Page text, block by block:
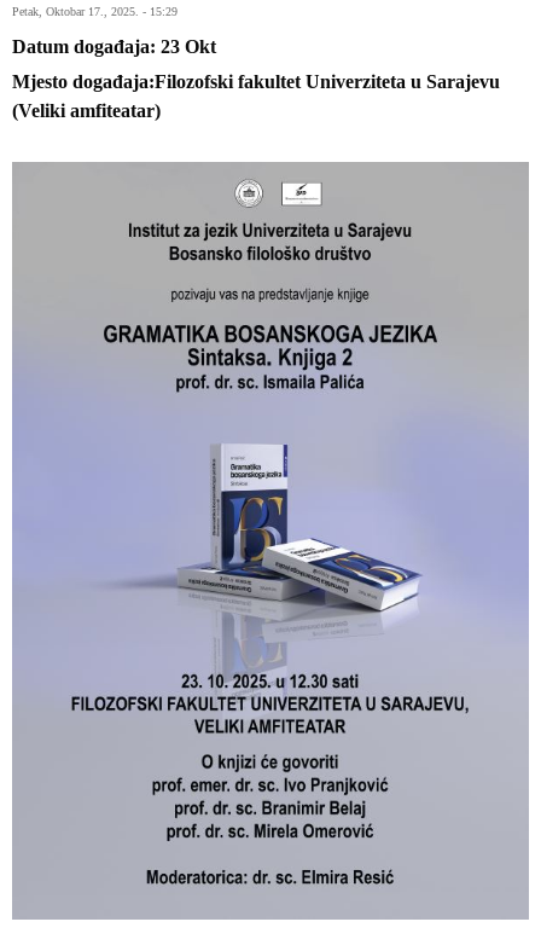
Petak, Oktobar 17., 2025. - 15:29
Datum događaja 23 Okt
Mjesto događaja Filozofski fakultet Univerziteta u Sarajevu
(Veliki amfiteatar)